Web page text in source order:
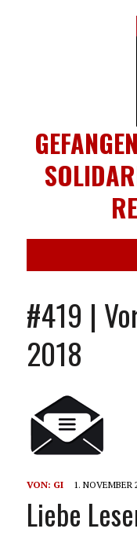
#419 |
2018
VON: GI 1. NOVEMBER
Liebe